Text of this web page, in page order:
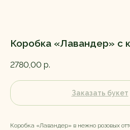
Коробка «Лавандер» с
2780,00 р.
Заказать букет
Коробка «Лавандер» в нежно розовых